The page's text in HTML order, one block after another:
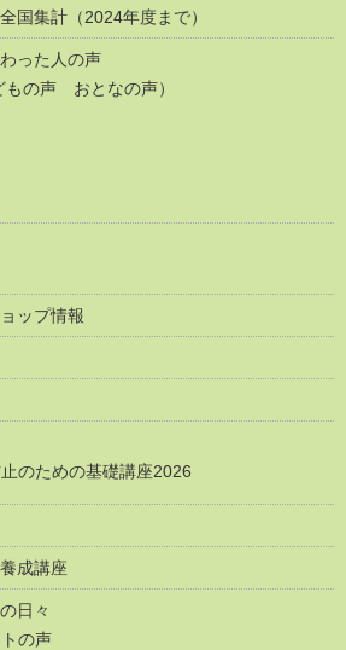
国集計（2024年度まで）
った人の声
もの声 おとなの声）
ップ情報
のための基礎講座2026
成講座
日々
の声